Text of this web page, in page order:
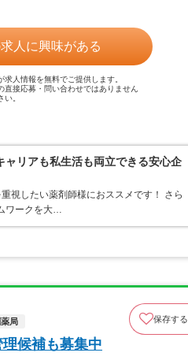
人に興味がある
求人情報を無料でご提供します。
直接応募・問い合わせではありません
い。
リアも私生活も両立できる安心企
視したい薬剤師様におススメです！ さら
ワークを大…
局 保存する
候補も募集中